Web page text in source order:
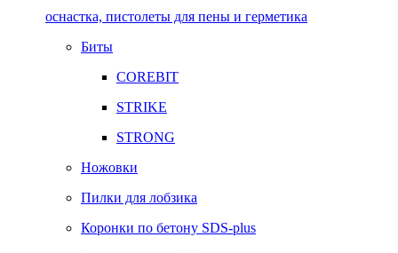
оснастка, пистолеты для пены и герметика
Биты
COREBIT
STRIKE
STRONG
Ножовки
Пилки для лобзика
Коронки по бетону SDS-plus